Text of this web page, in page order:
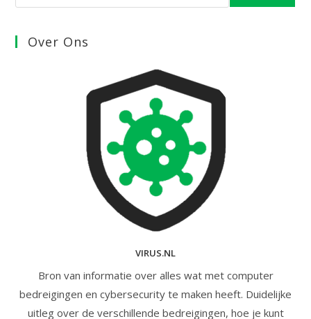
Over Ons
VIRUS.NL
Bron van informatie over alles wat met computer
bedreigingen en cybersecurity te maken heeft. Duidelijke
uitleg over de verschillende bedreigingen, hoe je kunt